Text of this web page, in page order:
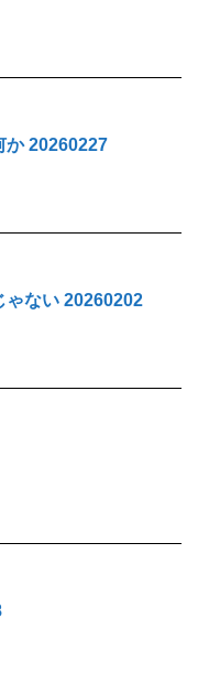
か 20260227
ゃない 20260202